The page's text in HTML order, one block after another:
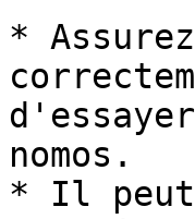
*
nomos.
* Il